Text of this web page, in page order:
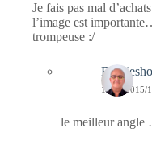
Je fais pas mal
l’image est
trompeuse :/
11/06/2015/
le meilleur